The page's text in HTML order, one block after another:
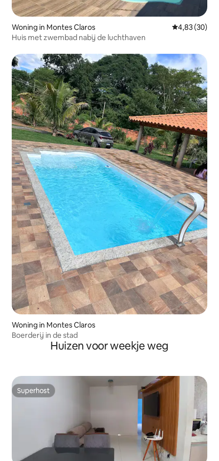
Woning in Montes Claros Gemiddelde
4,83 (30)
Huis met zwembad nabij de luchthaven
Woning in Montes Claros
Boerderij in de stad
Huizen voor weekje weg
Superhost
Superhost